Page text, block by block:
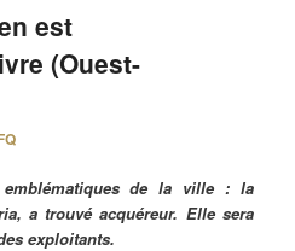
est
(Ouest-
emblématiques de la ville : la
a trouvé acquéreur. Elle sera
exploitants.